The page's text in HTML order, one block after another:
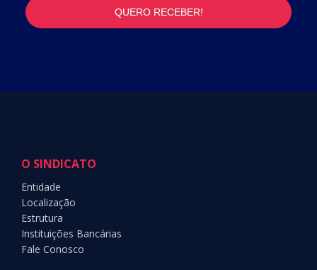
O SINDICATO
Entidade
Localização
Estrutura
Instituições Bancárias
Fale Conosco